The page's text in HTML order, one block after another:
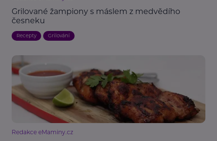
Grilované žampiony s máslem z medvědího
česneku
Recepty Grilování
Redakce eMaminy.cz